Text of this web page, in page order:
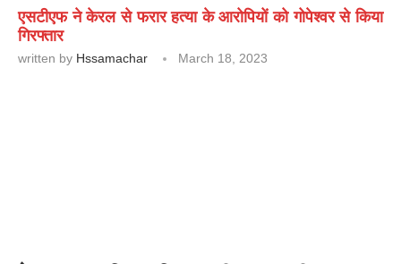
एसटीएफ ने केरल से फरार हत्या के आरोपियों को गोपेश्वर से किया
गिरफ्तार
written by Hssamachar March 18, 2023